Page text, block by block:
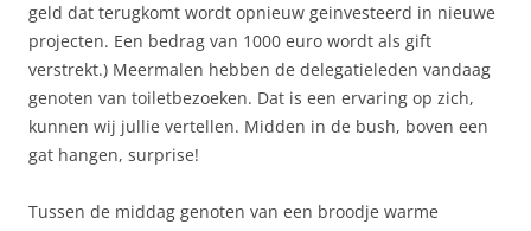
geld dat terugkomt wordt opnieuw geinvesteerd in nieuwe
projecten. Een bedrag van 1000 euro wordt als gift
verstrekt.) Meermalen hebben de delegatieleden vandaag
genoten van toiletbezoeken. Dat is een ervaring op zich,
kunnen wij jullie vertellen. Midden in de bush, boven een
gat hangen, surprise!
Tussen de middag genoten van een broodje warme